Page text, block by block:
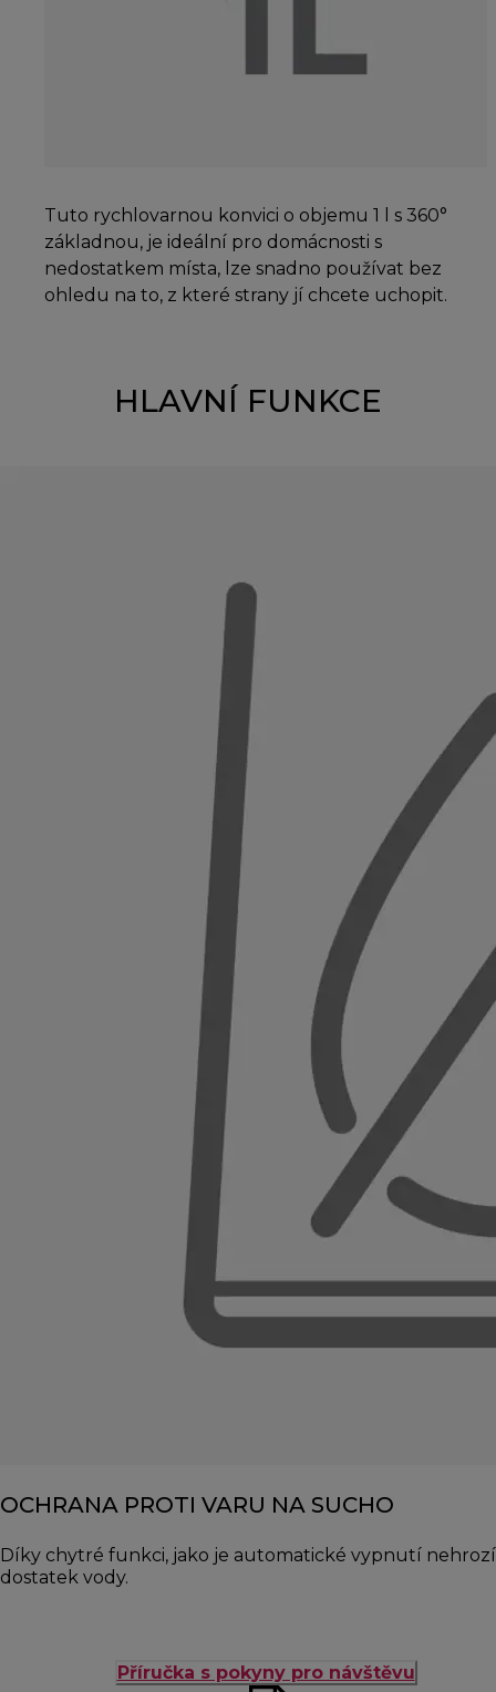
Tuto rychlovarnou konvici o objemu 1 l s 360°
základnou, je ideální pro domácnosti s
nedostatkem místa, lze snadno používat bez
ohledu na to, z které strany jí chcete uchopit.
HLAVNÍ FUNKCE
OCHRANA PROTI VARU NA SUCHO
Díky chytré funkci, jako je automatické vypnutí
dostatek vody.
Příručka s pokyny pro návštěvu